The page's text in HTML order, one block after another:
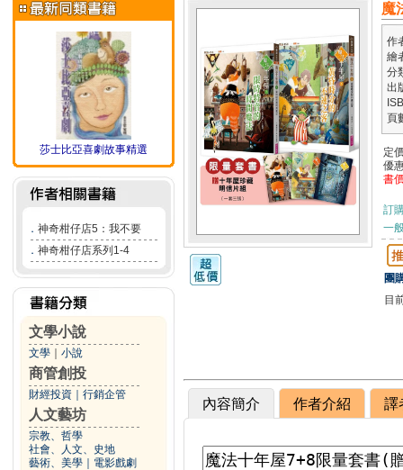
莎士比亞喜劇故事精選
． 神奇柑仔店5：我不要
． 神奇柑仔店系列1-4
文學小說
文學 小說
商管創投
財經投資 行銷企管
人文藝坊
宗教、哲學
社會、人文、史地
藝術、美學
電影戲劇
魔
作
繪
分
出
頁
定
優
書
訂
一
團
目
內容簡介 作者介紹 譯